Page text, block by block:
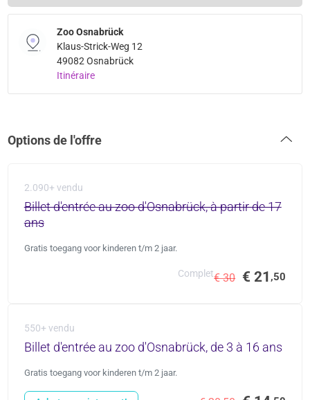
Zoo Osnabrück
Klaus-Strick-Weg 12
49082 Osnabrück
Itinéraire
Options de l'offre
2.090+ vendu
Billet d'entrée au zoo d'Osnabrück, à partir de 17
ans
Gratis toegang voor kinderen t/m 2 jaar.
€ 30 € 21,50
Complet
550+ vendu
Billet d'entrée au zoo d'Osnabrück, de 3 à 16 ans
Gratis toegang voor kinderen t/m 2 jaar.